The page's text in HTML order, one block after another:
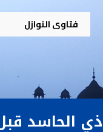
فتاوى النوازل